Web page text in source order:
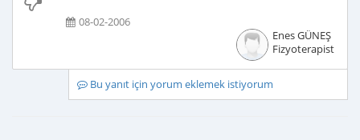
08-02-2006
Enes GÜNEŞ
Fizyoterapist
Bu yanıt için yorum eklemek istiyorum